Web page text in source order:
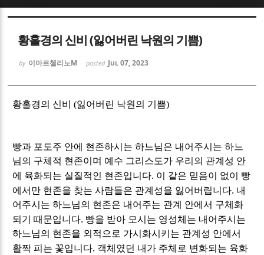
황홀경의 신비 (잃어버린 낙원의 기쁨)
by 이마르첼리노M posted Jul 07, 2023
황홀경의 신비 (잃어버린 낙원의 기쁨)
빵과 포도주 안에 현존하시는 하느님은 내어주시는 하느
님의 구체적 현존이며 예수 그리스도가 우리의 관계성 안
에 육화되는 실질적인 현존입니다. 이 같은 믿음이 없이 빵
에서만 현존을 찾는 사람들은 관계성을 잃어버립니다. 내
어주시는 하느님의 현존은 내어주는 관계 안에서 구체화
되기 때문입니다. 빵을 받아 모시는 영성체는 내어주시는
하느님의 현존을 외적으로 가시화시키는 관계성 안에서
활짝 피는 꽃입니다. 객체였던 내가 주체로 변화되는 육화
Sketchbook5, 스케치북5
Sketchbook5, 스케치북5
Sketchbook5, 스케치북5
Sketchbook5, 스케치북5